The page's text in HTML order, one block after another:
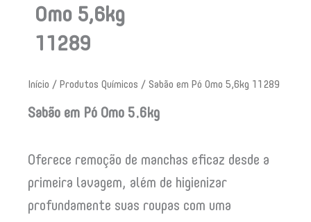
Omo 5,6kg
11289
Início / Produtos Químicos / Sabão em Pó Omo 5,6kg 11289
Sabão em Pó Omo 5.6kg
Oferece remoção de manchas eficaz desde a
primeira lavagem, além de higienizar
profundamente suas roupas com uma